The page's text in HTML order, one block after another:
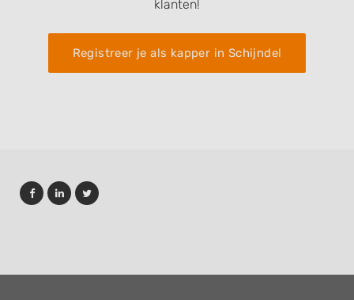
klanten!
Registreer je als kapper in Schijndel